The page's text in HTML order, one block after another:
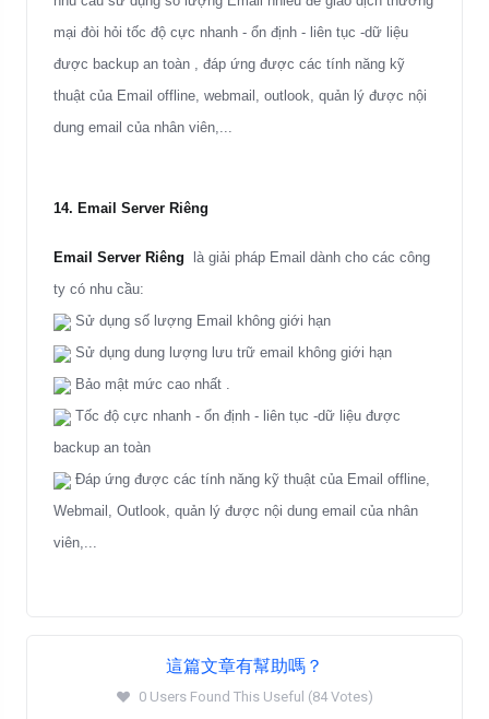
mại đòi hỏi tốc độ cực nhanh - ổn định - liên tục -dữ liệu
được backup an toàn , đáp ứng được các tính năng kỹ
thuật của Email offline, webmail, outlook, quản lý được nội
dung email của nhân viên,...
14. Email Server Riêng
Email Server Riêng
là giải pháp Email dành cho các công
ty có nhu cầu:
Sử dụng số lượng Email không giới hạn
Sử dụng dung lượng lưu trữ email không giới hạn
Bảo mật mức cao nhất .
Tốc độ cực nhanh - ổn định - liên tục -dữ liệu được
backup an toàn
Đáp ứng được các tính năng kỹ thuật của Email offline,
Webmail, Outlook, quản lý được nội dung email của nhân
viên,...
這篇文章有幫助嗎？
0 Users Found This Useful (84 Votes)